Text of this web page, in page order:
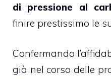
di pressione al
finire prestissimo le
Confermando
già nel corso delle